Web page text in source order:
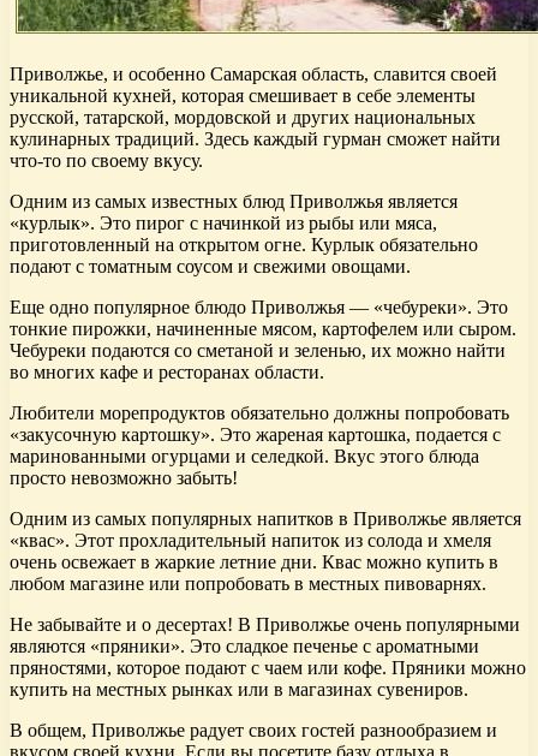
Приволжье, и особенно Самарская область, славится своей
уникальной кухней, которая смешивает в себе элементы
русской, татарской, мордовской и других национальных
кулинарных традиций. Здесь каждый гурман сможет найти
что-то по своему вкусу.
Одним из самых известных блюд Приволжья является
«курлык». Это пирог с начинкой из рыбы или мяса,
приготовленный на открытом огне. Курлык обязательно
подают с томатным соусом и свежими овощами.
Еще одно популярное блюдо Приволжья — «чебуреки». Это
тонкие пирожки, начиненные мясом, картофелем или сыром.
Чебуреки подаются со сметаной и зеленью, их можно найти
во многих кафе и ресторанах области.
Любители морепродуктов обязательно должны попробовать
«закусочную картошку». Это жареная картошка, подается с
маринованными огурцами и селедкой. Вкус этого блюда
просто невозможно забыть!
Одним из самых популярных напитков в Приволжье является
«квас». Этот прохладительный напиток из солода и хмеля
очень освежает в жаркие летние дни. Квас можно купить в
любом магазине или попробовать в местных пивоварнях.
Не забывайте и о десертах! В Приволжье очень популярными
являются «пряники». Это сладкое печенье с ароматными
пряностями, которое подают с чаем или кофе. Пряники можно
купить на местных рынках или в магазинах сувениров.
В общем, Приволжье радует своих гостей разнообразием и